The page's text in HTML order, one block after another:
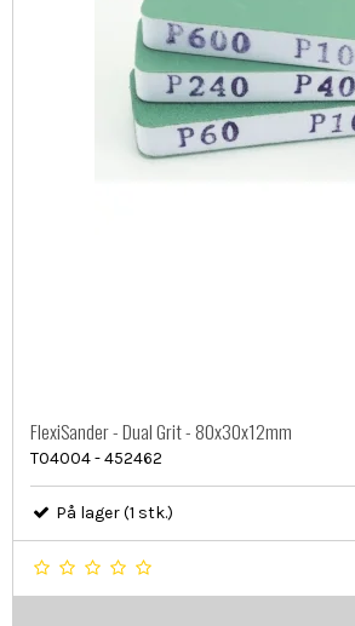
FlexiSander - Dual Grit - 80x30x12mm
T04004 - 452462
På lager (1 stk.)